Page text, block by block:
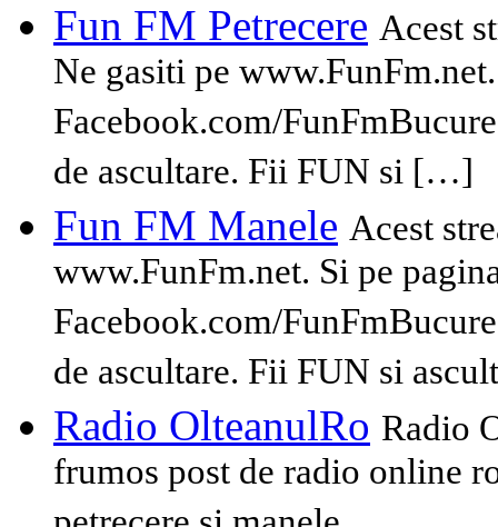
Fun FM Petrecere Acest
Ne gasiti pe
Facebook.com/
de ascultare. Fii FUN si […]
Fun FM Manele Acest
www.FunFm.net. Si pe
Facebook.com/
de ascultare. Fii FUN si
Radio OlteanulRo Radio
frumos post de radio online